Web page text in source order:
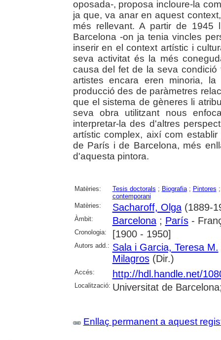
oposada-, proposa incloure-la
ja que, va anar en aquest
més rellevant. A partir de
Barcelona -on ja tenia vincles
inserir en el context artístic i
seva activitat és la més
causa del fet de la seva
artistes encara eren minoria,
producció des de paràmetres
que el sistema de gèneres li
seva obra utilitzant nous
interpretar-la des d'altres
artístic complex, així com
de París i de Barcelona, més
d'aquesta pintora.
Matèries: Tesis doctorals ; Biografia; Pintores
contemporani
Matèries:
Sacharoff, Olga(1889-
Àmbit: Barcelona; París-
Cronologia: [1900 - 1950]
Autors add.: Sala i Garcia, Teresa M.
Milagros(Dir.)
Accés: http://hdl.handle.net/
Localització: Universitat de
Enllaç permanent a aquest